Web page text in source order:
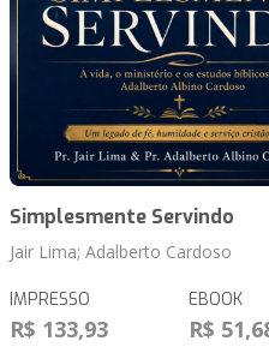
Simplesmente Servindo
Jair Lima; Adalberto Cardoso
IMPRESSO
R$ 133,93
EBOOK
R$